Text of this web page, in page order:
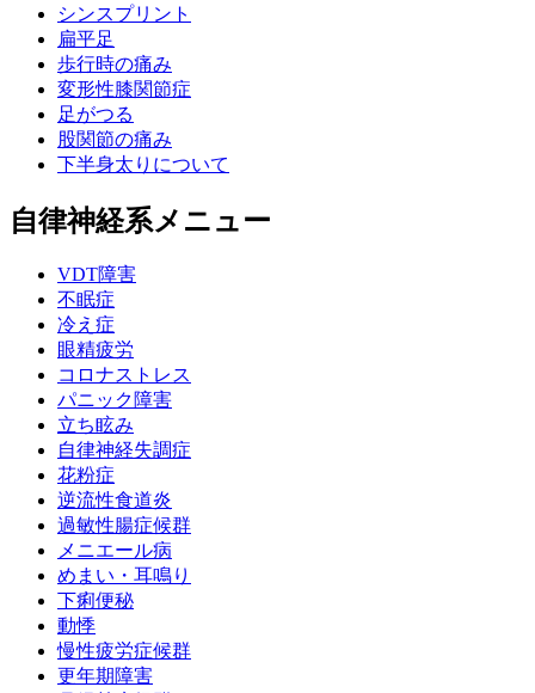
シンスプリント
扁平足
歩行時の痛み
変形性膝関節症
足がつる
股関節の痛み
下半身太りについて
自律神経系メニュー
VDT障害
不眠症
冷え症
眼精疲労
コロナストレス
パニック障害
立ち眩み
自律神経失調症
花粉症
逆流性食道炎
過敏性腸症候群
メニエール病
めまい・耳鳴り
下痢便秘
動悸
慢性疲労症候群
更年期障害